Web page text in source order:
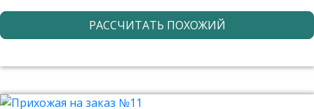
РАССЧИТАТЬ ПОХОЖИЙ